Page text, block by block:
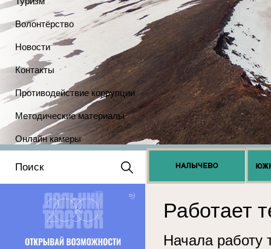
Волонтёрство
Новости
Контакты
Противодействие коррупции
Методические материалы
Онлайн камеры
Положение о выдаче
разрешений 2025
Работает
Начала работу